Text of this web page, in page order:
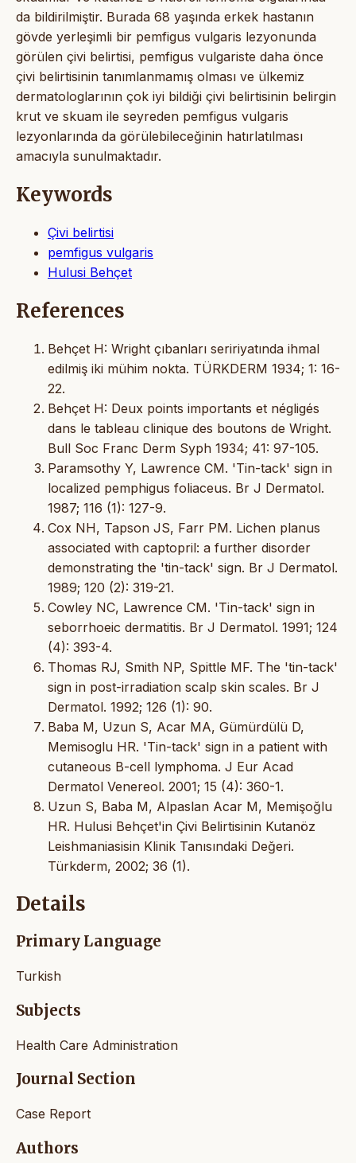
da bildirilmiştir. Burada 68 yaşında erkek hastanın
gövde yerleşimli bir pemfigus vulgaris lezyonunda
görülen çivi belirtisi, pemfigus vulgariste daha önce
çivi belirtisinin tanımlanmamış olması ve ülkemiz
dermatologlarının çok iyi bildiği çivi belirtisinin belirgin
krut ve skuam ile seyreden pemfigus vulgaris
lezyonlarında da görülebileceğinin hatırlatılması
amacıyla sunulmaktadır.
Keywords
Çivi belirtisi
pemfigus vulgaris
Hulusi Behçet
References
Behçet H: Wright çıbanları seririyatında ihmal
edilmiş iki mühim nokta. TÜRKDERM 1934; 1: 16-
22.
Behçet H: Deux points importants et négligés
dans le tableau clinique des boutons de Wright.
Bull Soc Franc Derm Syph 1934; 41: 97-105.
Paramsothy Y, Lawrence CM. 'Tin-tack' sign in
localized pemphigus foliaceus. Br J Dermatol.
1987; 116 (1): 127-9.
Cox NH, Tapson JS, Farr PM. Lichen planus
associated with captopril: a further disorder
demonstrating the 'tin-tack' sign. Br J Dermatol.
1989; 120 (2): 319-21.
Cowley NC, Lawrence CM. 'Tin-tack' sign in
seborrhoeic dermatitis. Br J Dermatol. 1991; 124
(4): 393-4.
Thomas RJ, Smith NP, Spittle MF. The 'tin-tack'
sign in post-irradiation scalp skin scales. Br J
Dermatol. 1992; 126 (1): 90.
Baba M, Uzun S, Acar MA, Gümürdülü D,
Memisoglu HR. 'Tin-tack' sign in a patient with
cutaneous B-cell lymphoma. J Eur Acad
Dermatol Venereol. 2001; 15 (4): 360-1.
Uzun S, Baba M, Alpaslan Acar M, Memişoğlu
HR. Hulusi Behçet'in Çivi Belirtisinin Kutanöz
Leishmaniasisin Klinik Tanısındaki Değeri.
Türkderm, 2002; 36 (1).
Details
Primary Language
Turkish
Subjects
Health Care Administration
Journal Section
Case Report
Authors